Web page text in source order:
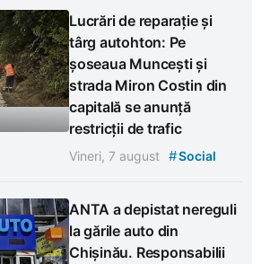
Lucrări de reparație și
târg autohton: Pe
șoseaua Muncești și
strada Miron Costin din
capitală se anunță
restricții de trafic
Vineri, 7 august #Social
ANTA a depistat nereguli
la gările auto din
Chișinău. Responsabilii